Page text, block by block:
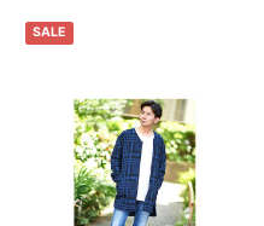
SALE